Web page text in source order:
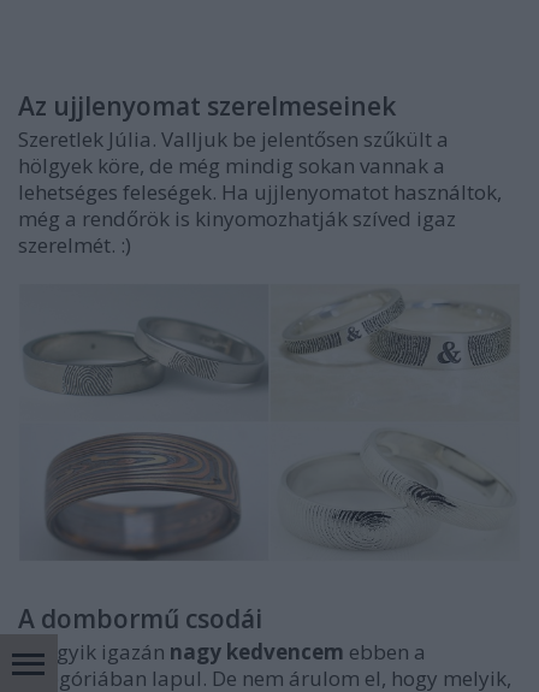
Az ujjlenyomat szerelmeseinek
Szeretlek Júlia. Valljuk be jelentősen szűkült a
hölgyek köre, de még mindig sokan vannak a
lehetséges feleségek. Ha ujjlenyomatot használtok,
még a rendőrök is kinyomozhatják szíved igaz
szerelmét. :)
A dombormű csodái
Az egyik igazán nagy kedvencem ebben a
kategóriában lapul. De nem árulom el, hogy melyik,